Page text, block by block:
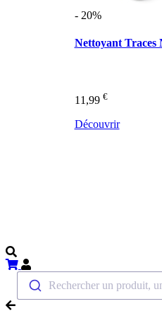
- 20%
Nettoyant Traces
11,99 €
Découvrir
Rechercher un produit,